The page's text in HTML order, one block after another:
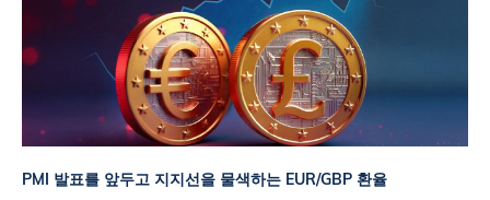
PMI 발표를 앞두고 지지선을 물색하는 EUR/GBP 환율